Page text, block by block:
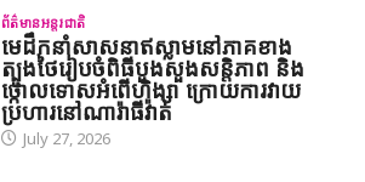
ព័ត៌មានអន្តរជាតិ
មេដឹកនាំសាសនាឥស្លាមនៅភាគខាង
ត្បូងថៃរៀបចំពិធីបួងសួងសន្តិភាព និង
ថ្កោលទោសអំពើហិង្សា ក្រោយការវាយ
ប្រហារនៅណារ៉ាធីវ៉ាត់
July 27, 2026